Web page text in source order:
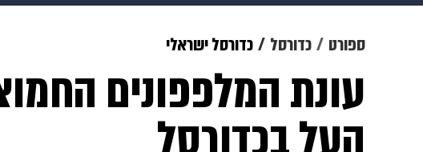
מוזיקה תרבות
דיגיטל גאווה ויוה משפט תשעה
ספורט כדורסל כדורסל ישראלי
עונת המלפפונים